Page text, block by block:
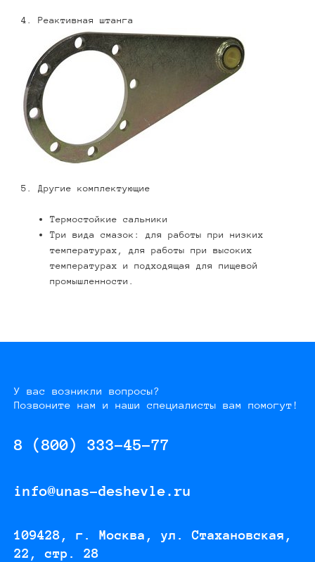
4. Реактивная штанга
5. Другие комплектующие
Термостойкие сальники
Три вида смазок: для работы при низких
температурах, для работы при высоких
температурах и подходящая для пищевой
промышленности.
У вас возникли вопросы?
Позвоните нам и наши специалисты вам помогут!
8 (800) 333-45-77
info@unas-deshevle.ru
109428, г. Москва, ул. Стахановская,
22, стр. 28